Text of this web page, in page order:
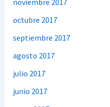
noviembre 2017
octubre 2017
septiembre 2017
agosto 2017
julio 2017
junio 2017